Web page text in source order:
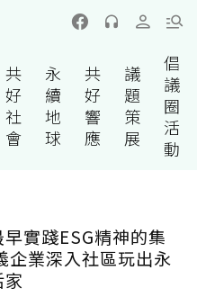
共
好
社
會
永
續
地
球
共
好
響
應
議
題
策
展
倡
議
圈
活
動
實踐ESG精神的集